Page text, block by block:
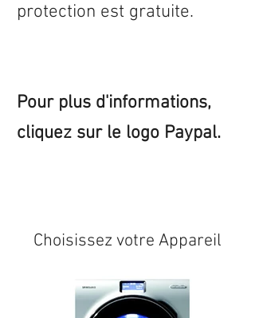
protection est gratuite.
Pour plus d'informations,
cliquez sur le logo Paypal.
Choisissez votre Appareil